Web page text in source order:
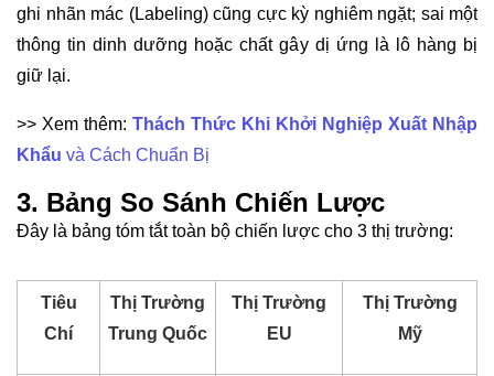
ghi nhãn mác (Labeling) cũng cực kỳ nghiêm ngặt; sai một
thông tin dinh dưỡng hoặc chất gây dị ứng là lô hàng bị
giữ lại.
>> Xem thêm: Thách Thức Khi Khởi Nghiệp Xuất Nhập
Khẩu và Cách Chuẩn Bị
3. Bảng So Sánh Chiến Lược
Đây là bảng tóm tắt toàn bộ chiến lược cho 3 thị trường:
Tiêu
Chí
Thị Trường
Trung Quốc
Thị Trường
EU
Thị Trường
Mỹ